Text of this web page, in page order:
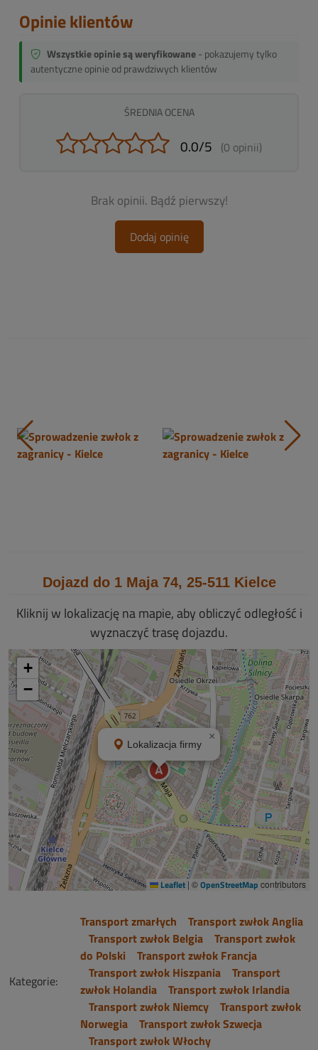
Opinie klientów
Wszystkie opinie są weryfikowane- pokazujemy tylko
autentyczne opinie od prawdziwych klientów
ŚREDNIA OCENA
0.0/5 (0 opinii)
Brak opinii. Bądź pierwszy!
Dodaj opinię
Dojazd do 1 Maja 74, 25-511 Kielce
Kliknij w lokalizację na mapie, aby obliczyć odległość i
wyznaczyć trasę dojazdu.
A
Lokalizacja firmy
×
+
−
Leaflet | ©OpenStreetMap contributors
Kategorie:
Transport zmarłych
Transport zwłok Anglia
Transport zwłok Belgia
Transport zwłok
do Polski
Transport zwłok Francja
Transport zwłok Hiszpania
Transport
zwłok Holandia
Transport zwłok Irlandia
Transport zwłok Niemcy
Transport zwłok
Norwegia
Transport zwłok Szwecja
Transport zwłok Włochy